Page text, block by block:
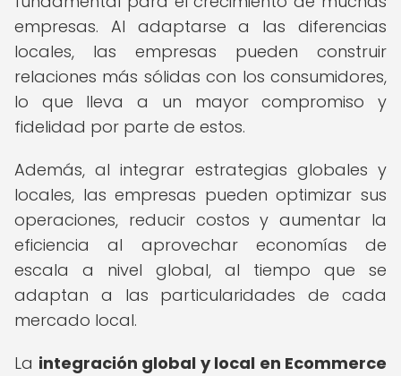
empresas. Al adaptarse a las diferencias
locales, las empresas pueden construir
relaciones más sólidas con los consumidores,
lo que lleva a un mayor compromiso y
fidelidad por parte de estos.
Además, al integrar estrategias globales y
locales, las empresas pueden optimizar sus
operaciones, reducir costos y aumentar la
eficiencia al aprovechar economías de
escala a nivel global, al tiempo que se
adaptan a las particularidades de cada
mercado local.
La integración global y local en Ecommerce